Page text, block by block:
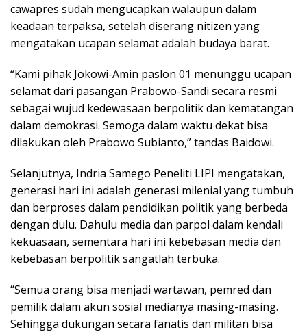
cawapres sudah mengucapkan walaupun dalam
keadaan terpaksa, setelah diserang nitizen yang
mengatakan ucapan selamat adalah budaya barat.
“Kami pihak Jokowi-Amin paslon 01 menunggu ucapan
selamat dari pasangan Prabowo-Sandi secara resmi
sebagai wujud kedewasaan berpolitik dan kematangan
dalam demokrasi. Semoga dalam waktu dekat bisa
dilakukan oleh Prabowo Subianto,” tandas Baidowi.
Selanjutnya, Indria Samego Peneliti LIPI mengatakan,
generasi hari ini adalah generasi milenial yang tumbuh
dan berproses dalam pendidikan politik yang berbeda
dengan dulu. Dahulu media dan parpol dalam kendali
kekuasaan, sementara hari ini kebebasan media dan
kebebasan berpolitik sangatlah terbuka.
“Semua orang bisa menjadi wartawan, pemred dan
pemilik dalam akun sosial medianya masing-masing.
Sehingga dukungan secara fanatis dan militan bisa